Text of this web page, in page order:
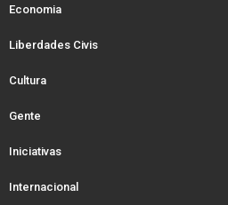
Economia
Liberdades Civis
Cultura
Gente
Iniciativas
Internacional